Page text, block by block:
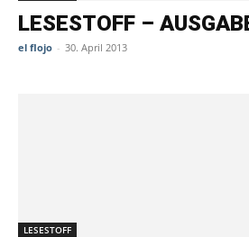
LESESTOFF –
el flojo - 30. April 2013
LESESTOFF